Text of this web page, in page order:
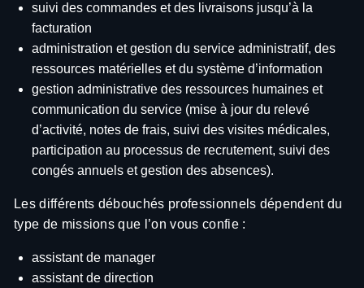
suivi des commandes et des livraisons jusqu’à la
facturation
administration et gestion du service administratif, des
ressources matérielles et du système d’information
gestion administrative des ressources humaines et
communication du service (mise à jour du relevé
d’activité, notes de frais, suivi des visites médicales,
participation au processus de recrutement, suivi des
congés annuels et gestion des absences).
Les différents débouchés professionnels dépendent du
type de missions que l’on vous confie :
assistant de manager
assistant de direction